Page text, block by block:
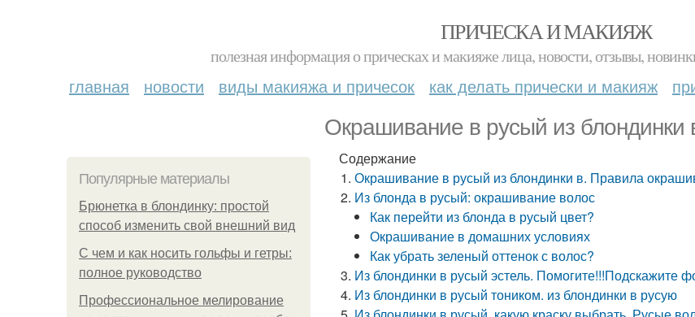
ПРИЧЕСКА И МАКИЯЖ
полезная информация о прическах и макияже лица, новости, отзывы,
главная новости виды макияжа и причесок как делать прически и макияж
Окрашивание в русый из
Популярные материалы
Брюнетка в блондинку: простой
способ изменить свой внешний вид
С чем и как носить гольфы и гетры:
полное руководство
Профессиональное мелирование
Содержание
Окрашивание в русый из блондинки в. Правила
Из блонда в русый: окрашивание волос
Как перейти из блонда в русый цвет?
Окрашивание в домашних условиях
Как убрать зеленый оттенок с волос?
Из блондинки в русый эстель. Помогите!!!Подскажите
Из блондинки в русый тоником. из блондинки в русую